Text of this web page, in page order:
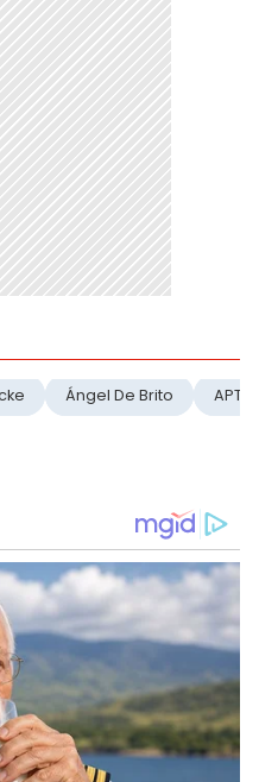
Ángel De Brito